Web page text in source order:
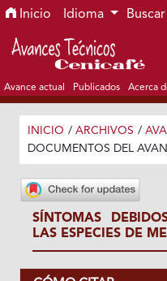
Ir al menú de navegación
Ir al contenido principal
Ir al pie de página del sitio
Inicio Idioma Buscar
Avance actual Publicados Acerca
INICIO / ARCHIVOS /
DOCUMENTOS DEL
SÍNTOMAS
LAS ESPECIES DE